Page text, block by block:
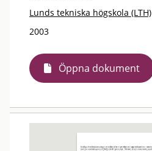
Lunds tekniska högskola (LTH)
2003
Öppna dokument